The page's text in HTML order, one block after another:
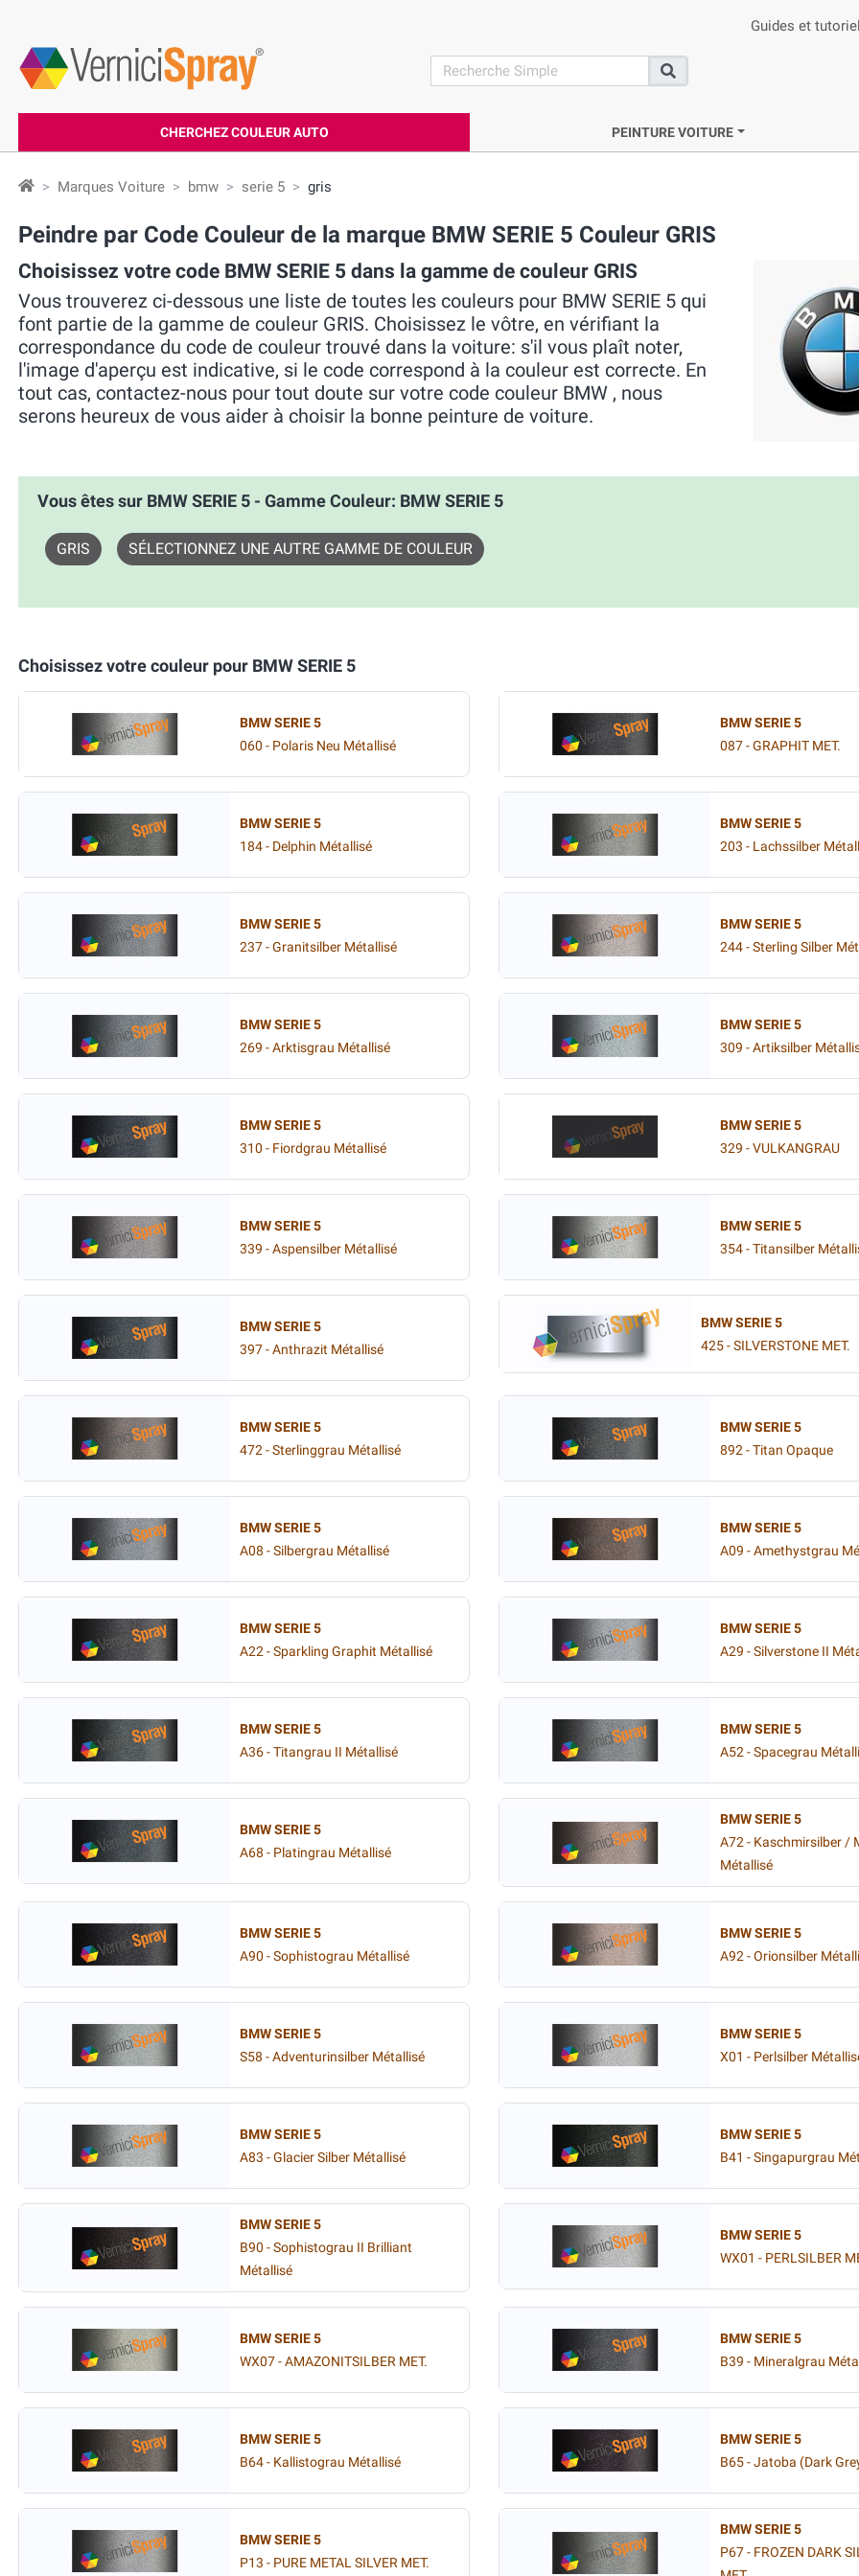
Guides et
search
Recherche
CHERCHEZ COULEUR AUTO PEINTURE VOITURE
Marques Voiture bmw serie 5 gris
Peindre par Code Couleur de la marque BMW SERIE 5 Couleur GRIS
Choisissez votre code BMW SERIE 5 dans la gamme de couleur GRIS
Vous trouverez ci-dessous une liste de toutes les couleurs pour BMW SERIE 5 qui
font partie de la gamme de couleur GRIS. Choisissez le vôtre, en vérifiant la
correspondance du code de couleur trouvé dans la voiture: s'il vous plaît noter,
l'image d'aperçu est indicative, si le code correspond à la couleur est correcte. En
tout cas, contactez-nous pour tout doute sur votre code couleur BMW , nous
serons heureux de vous aider à choisir la bonne peinture de voiture.
Vous êtes sur BMW SERIE 5 - Gamme Couleur: BMW SERIE 5
GRIS SÉLECTIONNEZ UNE AUTRE GAMME DE COULEUR
Choisissez votre couleur pour BMW SERIE 5
BMW SERIE 5
060 - Polaris Neu Métallisé
BMW SERIE 5
087 - GRAPHIT MET.
BMW SERIE 5
184 - Delphin Métallisé
BMW SERIE 5
203 - Lachssilber
BMW SERIE 5
237 - Granitsilber Métallisé
BMW SERIE 5
244 - Sterling Silber
BMW SERIE 5
269 - Arktisgrau Métallisé
BMW SERIE 5
309 - Artiksilber
BMW SERIE 5
310 - Fiordgrau Métallisé
BMW SERIE 5
329 - VULKANGRAU
BMW SERIE 5
339 - Aspensilber Métallisé
BMW SERIE 5
354 - Titansilber
BMW SERIE 5
397 - Anthrazit Métallisé
BMW SERIE 5
425 - SILVERSTONE MET.
BMW SERIE 5
472 - Sterlinggrau Métallisé
BMW SERIE 5
892 - Titan Opaque
BMW SERIE 5
A08 - Silbergrau Métallisé
BMW SERIE 5
A09 - Amethystgrau
BMW SERIE 5
A22 - Sparkling Graphit Métallisé
BMW SERIE 5
A29 - Silverstone II
BMW SERIE 5
A36 - Titangrau II Métallisé
BMW SERIE 5
A52 - Spacegrau
BMW SERIE 5
A68 - Platingrau Métallisé
BMW SERIE 5
A72 - Kaschmirsilber /
Métallisé
BMW SERIE 5
A90 - Sophistograu Métallisé
BMW SERIE 5
A92 - Orionsilber
BMW SERIE 5
S58 - Adventurinsilber Métallisé
BMW SERIE 5
X01 - Perlsilber
BMW SERIE 5
A83 - Glacier Silber Métallisé
BMW SERIE 5
B41 - Singapurgrau
BMW SERIE 5
B90 - Sophistograu II Brilliant
Métallisé
BMW SERIE 5
WX01 - PERLSILBER
BMW SERIE 5
WX07 - AMAZONITSILBER MET.
BMW SERIE 5
B39 - Mineralgrau
BMW SERIE 5
B64 - Kallistograu Métallisé
BMW SERIE 5
B65 - Jatoba (Dark
BMW SERIE 5
P13 - PURE METAL SILVER MET.
BMW SERIE 5
P67 - FROZEN DARK